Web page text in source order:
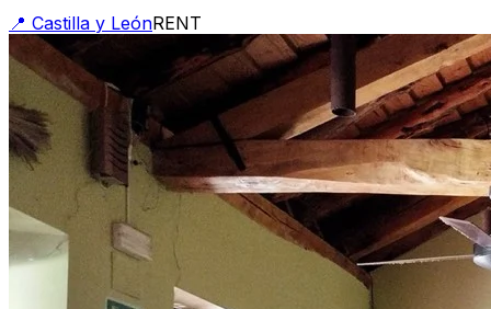
📍 Castilla y LeónRENT